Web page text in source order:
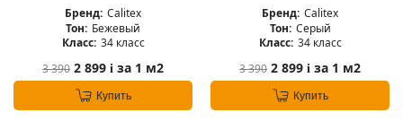
Бренд: Calitex
Тон: Бежевый
Класс: 34 класс
3 390 2 899 i за 1 м2
Купить
Бренд: Calitex
Тон: Серый
Класс: 34 класс
3 390 2 899 i за 1 м2
Купить